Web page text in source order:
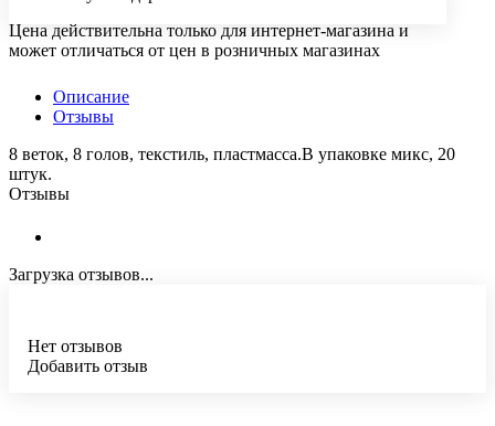
Цена действительна только для интернет-магазина и
может отличаться от цен в розничных магазинах
Описание
Отзывы
8 веток, 8 голов, текстиль, пластмасса.В упаковке микс, 20
штук.
Отзывы
Загрузка отзывов...
Нет отзывов
Добавить отзыв